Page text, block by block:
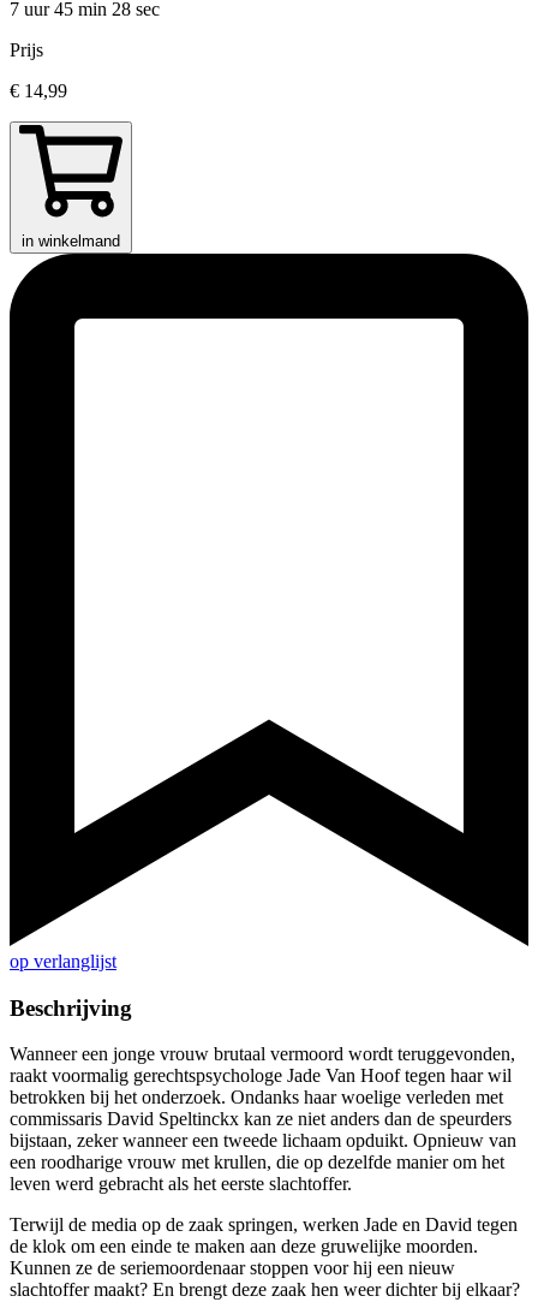
7 uur 45 min 28 sec
Prijs
€ 14,99
in winkelmand
op verlanglijst
Beschrijving
Wanneer een jonge vrouw brutaal vermoord wordt teruggevonden,
raakt voormalig gerechtspsychologe Jade Van Hoof tegen haar wil
betrokken bij het onderzoek. Ondanks haar woelige verleden met
commissaris David Speltinckx kan ze niet anders dan de speurders
bijstaan, zeker wanneer een tweede lichaam opduikt. Opnieuw van
een roodharige vrouw met krullen, die op dezelfde manier om het
leven werd gebracht als het eerste slachtoffer.
Terwijl de media op de zaak springen, werken Jade en David tegen
de klok om een einde te maken aan deze gruwelijke moorden.
Kunnen ze de seriemoordenaar stoppen voor hij een nieuw
slachtoffer maakt? En brengt deze zaak hen weer dichter bij elkaar?